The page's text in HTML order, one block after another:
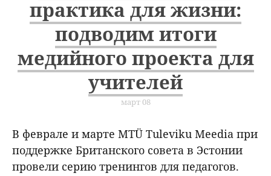
практика для жизни:
подводим итоги
медийного проекта для
учителей
март 08
В феврале и марте MTÜ Tuleviku Meedia при
поддержке Британского совета в Эстонии
провели серию тренингов для педагогов.